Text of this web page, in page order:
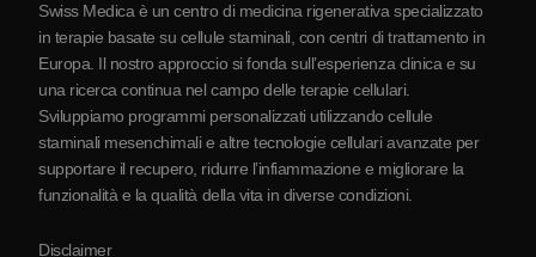
Partnership
Swiss Medica è un centro di medicina rigenerativa specializzato
in terapie basate su cellule staminali, con centri di trattamento in
Europa. Il nostro approccio si fonda sull’esperienza clinica e su
una ricerca continua nel campo delle terapie cellulari.
Sviluppiamo programmi personalizzati utilizzando cellule
staminali mesenchimali e altre tecnologie cellulari avanzate per
supportare il recupero, ridurre l’infiammazione e migliorare la
funzionalità e la qualità della vita in diverse condizioni.
Disclaimer